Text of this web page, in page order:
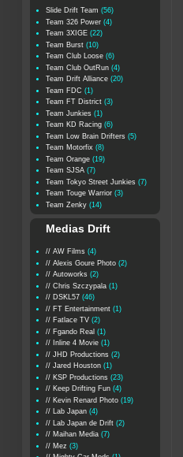
Slide Drift Team (56)
Team 326 Power (4)
Team 3XIGE (22)
Team Burst (10)
Team Club Loose (6)
Team Club OutRun (4)
Team Drift Alliance (20)
Team FDC (1)
Team FT District (3)
Team Junkies (1)
Team KD Racing (6)
Team Low Brain Drifters (5)
Team Motorfix (8)
Team Orange (19)
Team SJSA (7)
Team Tokyo Street Junkies (7)
Team Touge Warrior (3)
Team Zenky (14)
Medias Drift
// AW Films (4)
// Alexis Goure Photo (2)
// Autoworks (2)
// Chris Szczypala (1)
// DSKL57 (46)
// FT Entertainment (1)
// Fatlace TV (2)
// Fgando Real (1)
// Inline 4 Movie (1)
// JHD Productions (2)
// Jared Houston (1)
// KSP Productions (23)
// Keep Drifting Fun (4)
// Kevin Renard Photo (19)
// Lab Japan (4)
// Lab Japan de Drift (2)
// Maihan Media (7)
// Mez (3)